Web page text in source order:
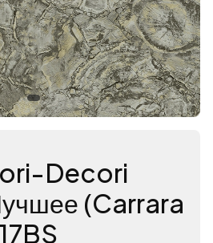
Decori
(Carrara